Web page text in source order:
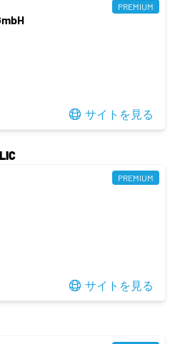
PREMIUM
サイトを見る
PREMIUM
サイトを見る